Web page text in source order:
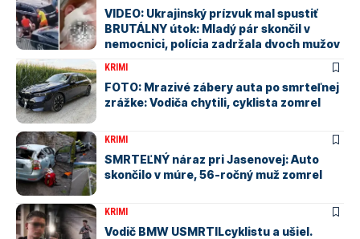
VIDEO: Ukrajinský prízvuk mal spustiť
BRUTÁLNY útok: Mladý pár skončil v
nemocnici, polícia zadržala dvoch mužov
KRIMI
FOTO: Mrazivé zábery auta po smrteľnej
zrážke: Vodiča chytili, cyklista zomrel
KRIMI
SMRTEĽNÝ náraz pri Jasenovej: Auto
skončilo v múre, 56-ročný muž zomrel
KRIMI
Vodič BMW USMRTILcyklistu a ušiel.